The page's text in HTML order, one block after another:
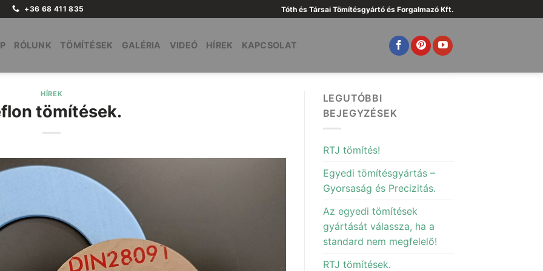
+36 68 411 835 Tóth és Társai Tömítésgyártó és Forgalmazó Kft.
RÓLUNK TÖMÍTÉSEK GALÉRIA VIDEÓ HÍREK KAPCSOLAT
HÍREK
tömítések.
LEGUTÓBBI
BEJEGYZÉSEK
RTJ tömítés!
Egyedi tömítésgyártás –
Gyorsaság és Precizitás.
Az egyedi tömítések
gyártását válassza, ha a
standard nem megfelelő!
RTJ tömítések.